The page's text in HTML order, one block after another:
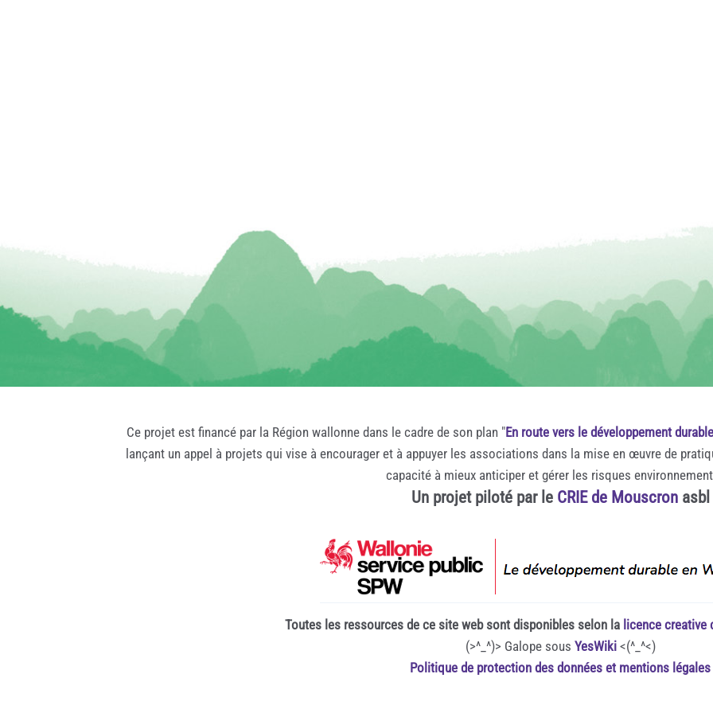
Ce projet est financé par la Région wallonne dans le cadre de son plan "En route vers le développement durable
lançant un appel à projets qui vise à encourager et à appuyer les associations dans la mise en œuvre de
capacité à mieux anticiper et gérer les risques
Un projet piloté par le CRIE de Mouscronasbl
Toutes les ressources de ce site web sont disponibles selon la licence creative
(>^_^)> Galope sous YesWiki<(^_^<)
Politique de protection des données et mentions légales